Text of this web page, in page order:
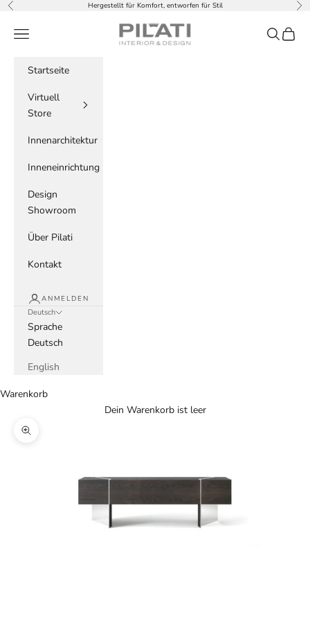
Zum Inhalt springen
Zurück Hergestellt für Komfort, entworfen für Stil Vor
PILATI
Menü Suchen
Startseite
Virtuell
Store
Innenarchitektur
Inneneinrichtung
Design
Showroom
Über Pilati
Kontakt
ANMELDEN
Deutsch
Sprache
Deutsch
English
Warenkorb
Dein Warenkorb ist leer
Bild vergrößern